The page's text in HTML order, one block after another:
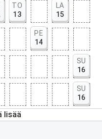
TO
13
LA
15
PE
14
SU
16
SU
16
lisää